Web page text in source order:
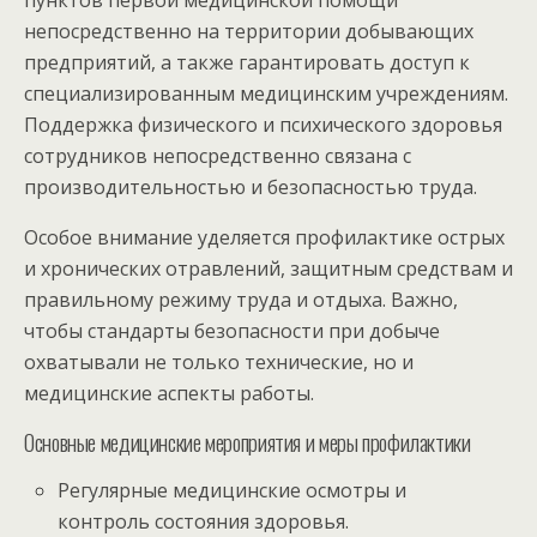
непосредственно на территории добывающих
предприятий, а также гарантировать доступ к
специализированным медицинским учреждениям.
Поддержка физического и психического здоровья
сотрудников непосредственно связана с
производительностью и безопасностью труда.
Особое внимание уделяется профилактике острых
и хронических отравлений, защитным средствам и
правильному режиму труда и отдыха. Важно,
чтобы стандарты безопасности при добыче
охватывали не только технические, но и
медицинские аспекты работы.
Основные медицинские мероприятия и меры профилактики
Регулярные медицинские осмотры и
контроль состояния здоровья.